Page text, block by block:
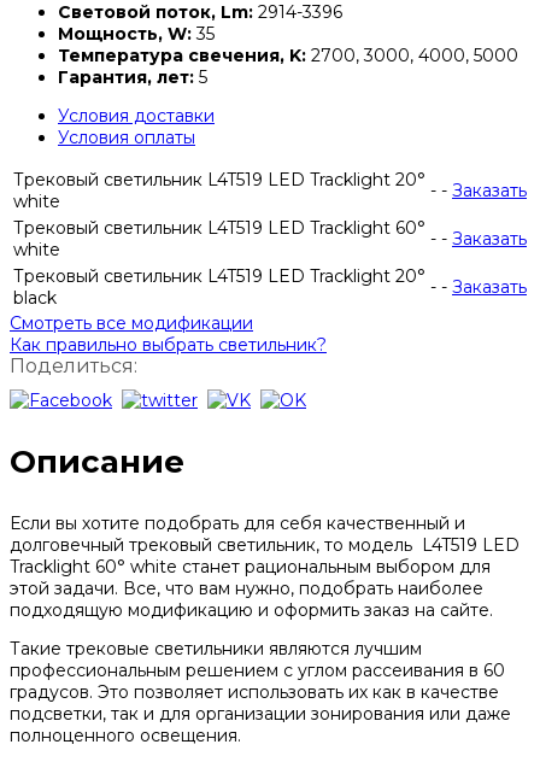
Световой поток, Lm: 2914-3396
Мощность, W:35
Температура свечения, K: 2700, 3000, 4000, 5000
Гарантия, лет: 5
Условия доставки
Условия оплаты
Трековый светильник L4T519 LED Tracklight 20°
white
- - Заказать
Трековый светильник L4T519 LED Tracklight 60°
white
- - Заказать
Трековый светильник L4T519 LED Tracklight 20°
black
- - Заказать
Смотреть все модификации
Как правильно выбрать светильник?
Поделиться:
Описание
Если вы хотите подобрать для себя качественный и
долговечный трековый светильник, то модель L4T519 LED
Tracklight 60° white станет рациональным выбором для
этой задачи. Все, что вам нужно, подобрать наиболее
подходящую модификацию и оформить заказ на сайте.
Такие трековые светильники являются лучшим
профессиональным решением с углом рассеивания в 60
градусов. Это позволяет использовать их как в качестве
подсветки, так и для организации зонирования или даже
полноценного освещения.